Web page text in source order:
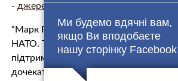
Ми будемо вдячні вам,
якщо Ви вподобаєте
нашу сторінку Facebook
- джерело.
“Марк Рютте стане новим
НАТО. Тепер, коли Угорщина також
підтримує кандидатуру Рютте,
дочекатися відкликання